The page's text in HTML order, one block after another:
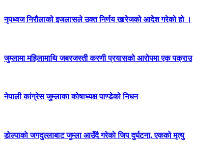
नृपध्वज निरौलाको इजलासले उक्त निर्णय खारेजको आदेश गरेको हो ।
जुम्लामा महिलामाथि जबरजस्ती करणी प्रयासको आरोपमा एक पक्राउ
नेपाली कांग्रेस जुम्लाका कोषाध्यक्ष पाण्डेको निधन
डाेल्पाकाे जगदुल्लाबाट जुम्ला आउँदै गरेकाे जिप दुर्घटना, एकको मृत्यु